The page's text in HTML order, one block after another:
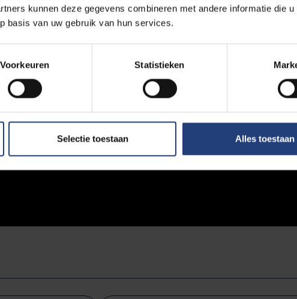
kunnen deze gegevens combineren met andere informatie die u
basis van uw gebruik van hun services.
Voorkeuren Statistieken
Selectie toestaan Alles toestaan